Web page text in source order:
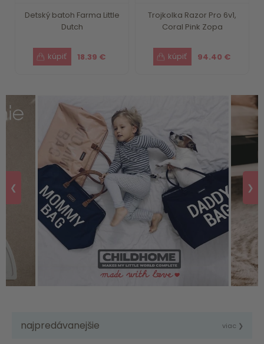
Detský batoh Farma Little
Dutch
18.39 €
Trojkolka Razor Pro 6v1,
Coral Pink Zopa
94.40 €
❮ ❯
najpredávanejšie viac ❯